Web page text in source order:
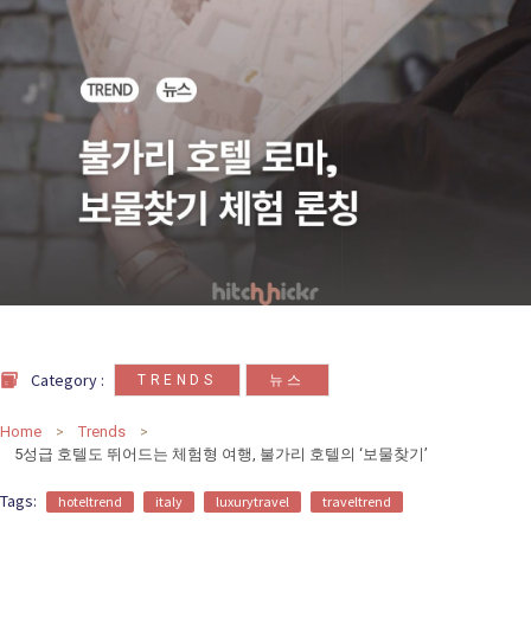
카
테
고
리
Category : TRENDS 뉴스
Home
Trends
5성급 호텔도 뛰어드는 체험형 여행, 불가리 호텔의 ‘보물찾기’
Tags: hoteltrend italy luxurytravel traveltrend